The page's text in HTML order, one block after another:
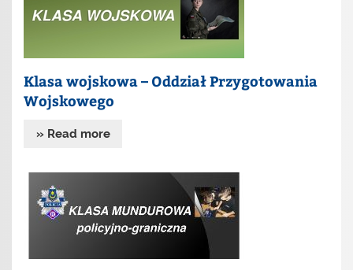
Klasa wojskowa – Oddział Przygotowania
Wojskowego
» Read more